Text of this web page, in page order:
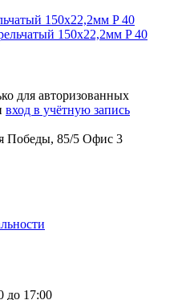
150х22,2мм P 40
для авторизованных
вход в учётную запись
Победы, 85/5 Офис 3
до 17:00